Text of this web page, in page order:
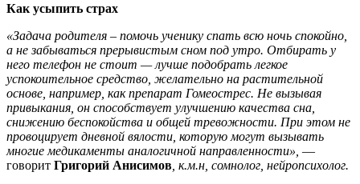
Как усыпить страх
«Задача родителя – помочь ученику спать всю ночь спокойно,
а не забываться прерывистым сном под утро. Отбирать у
него телефон не стоит — лучше подобрать легкое
успокоительное средство, желательно на растительной
основе, например, как препарат Гомеострес. Не вызывая
привыкания, он способствует улучшению качества сна,
снижению беспокойства и общей тревожности. При этом не
провоцирует дневной вялости, которую могут вызывать
многие медикаменты аналогичной направленности», —
говорит Григорий Анисимов к.м.н , сомнолог, нейропсихолог.